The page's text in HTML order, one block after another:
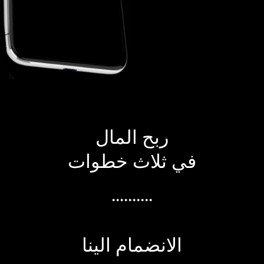
ربح المال
في ثلاث خطوات
..........
الانضمام الينا